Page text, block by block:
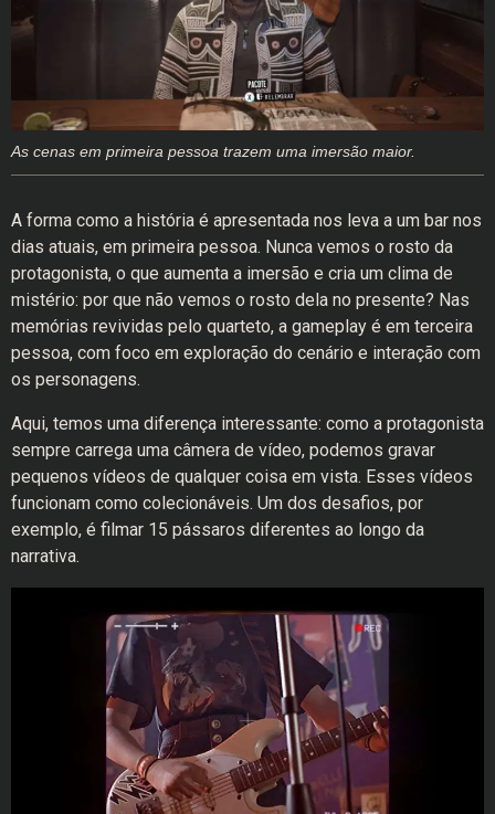
As cenas em primeira pessoa trazem uma imersão maior.
A forma como a história é apresentada nos leva a um bar nos
dias atuais, em primeira pessoa. Nunca vemos o rosto da
protagonista, o que aumenta a imersão e cria um clima de
mistério: por que não vemos o rosto dela no presente? Nas
memórias revividas pelo quarteto, a gameplay é em terceira
pessoa, com foco em exploração do cenário e interação com
os personagens.
Aqui, temos uma diferença interessante: como a protagonista
sempre carrega uma câmera de vídeo, podemos gravar
pequenos vídeos de qualquer coisa em vista. Esses vídeos
funcionam como colecionáveis. Um dos desafios, por
exemplo, é filmar 15 pássaros diferentes ao longo da
narrativa.